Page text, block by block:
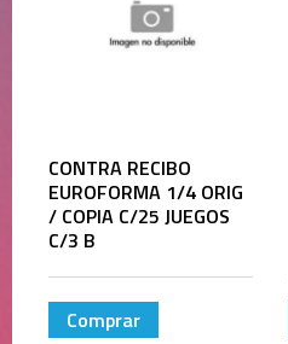
CONTRA RECIBO
EUROFORMA 1/4 ORIG
/ COPIA C/25 JUEGOS
C/3 B
Comprar